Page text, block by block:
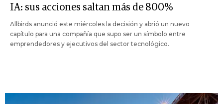
IA: sus acciones saltan más de 800%
Allbirds anunció este miércoles la decisión y abrió un nuevo
capítulo para una compañía que supo ser un símbolo entre
emprendedores y ejecutivos del sector tecnológico.